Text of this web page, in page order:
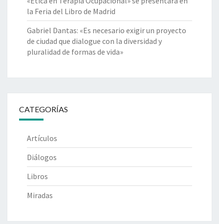
la Feria del Libro de Madrid
Gabriel Dantas: «Es necesario exigir un proyecto
de ciudad que dialogue con la diversidad y
pluralidad de formas de vida»
CATEGORÍAS
Artículos
Diálogos
Libros
Miradas